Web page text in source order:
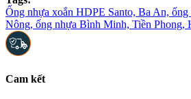
Ống nhựa xoắn HDPE Santo, Ba An,
Nông, ống nhựa Bình Minh, Tiền Phong,
Cam kết